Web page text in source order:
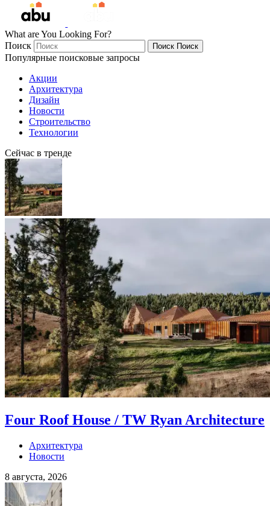
What are You Looking For?
Поиск
Поиск Поиск
Популярные поисковые запросы
Акции
Архитектура
Дизайн
Новости
Строительство
Технологии
Сейчас в тренде
Four Roof House / TW Ryan Architecture
Архитектура
Новости
8 августа, 2026